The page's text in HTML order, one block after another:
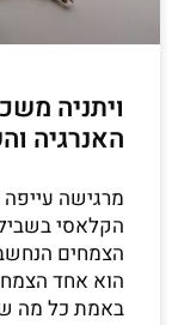
ויתניה
האנרגיה
מרגישה עייפה
הקלאסי
הצמחים
הוא אחד
באמת כל מה